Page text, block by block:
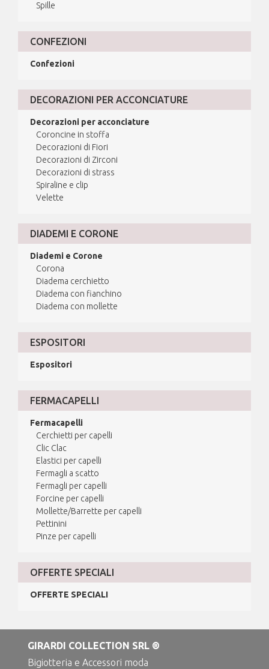
Spille
CONFEZIONI
Confezioni
DECORAZIONI PER ACCONCIATURE
Decorazioni per acconciature
Coroncine in stoffa
Decorazioni di Fiori
Decorazioni di Zirconi
Decorazioni di strass
Spiraline e clip
Velette
DIADEMI E CORONE
Diademi e Corone
Corona
Diadema cerchietto
Diadema con fianchino
Diadema con mollette
ESPOSITORI
Espositori
FERMACAPELLI
Fermacapelli
Cerchietti per capelli
Clic Clac
Elastici per capelli
Fermagli a scatto
Fermagli per capelli
Forcine per capelli
Mollette/Barrette per capelli
Pettinini
Pinze per capelli
OFFERTE SPECIALI
OFFERTE SPECIALI
GIRARDI COLLECTION SRL ®
Bigiotteria e Accessori moda